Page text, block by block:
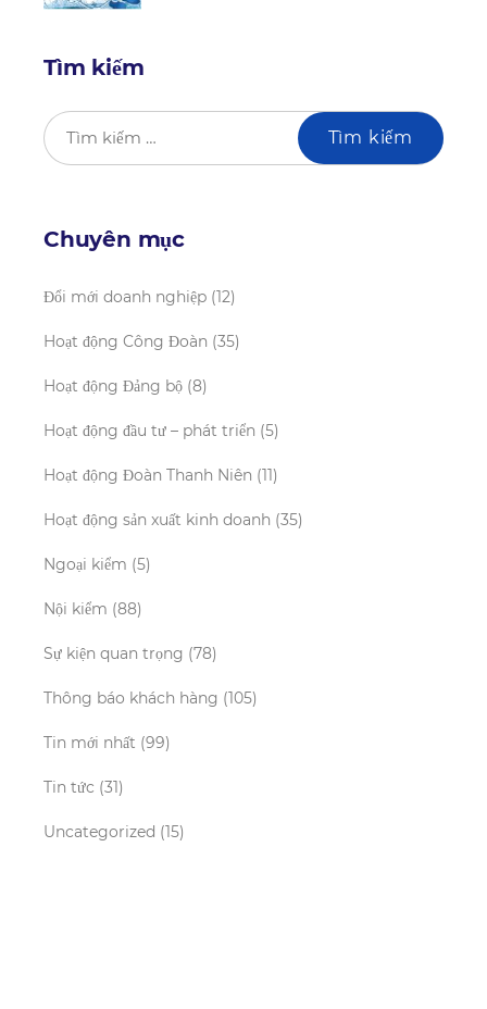
Tìm kiếm
Chuyên mục
Đổi mới doanh nghiệp (12)
Hoạt động Công Đoàn (35)
Hoạt động Đảng bộ (8)
Hoạt động đầu tư – phát triển (5)
Hoạt động Đoàn Thanh Niên (11)
Hoạt động sản xuất kinh doanh (35)
Ngoại kiểm (5)
Nội kiểm (88)
Sự kiện quan trọng (78)
Thông báo khách hàng (105)
Tin mới nhất (99)
Tin tức (31)
Uncategorized (15)